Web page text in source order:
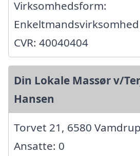
Virksomhedsform:
Enkeltmandsvirksomhed
CVR: 40040404
Din Lokale Massør v/
Hansen
Torvet 21, 6580 Vamdrup
Ansatte: 0